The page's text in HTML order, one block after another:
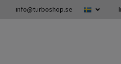
info@turboshop.se